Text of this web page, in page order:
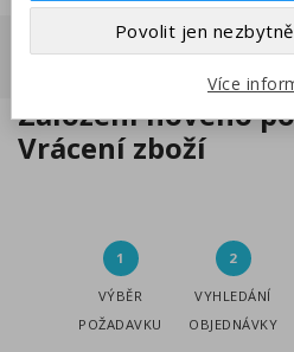
ANTS
Založení nového
Vrácení zboží
VÝBĚR
POŽADAVKU
VYHLEDÁNÍ
OBJEDNÁVKY
Povolit jen
Více